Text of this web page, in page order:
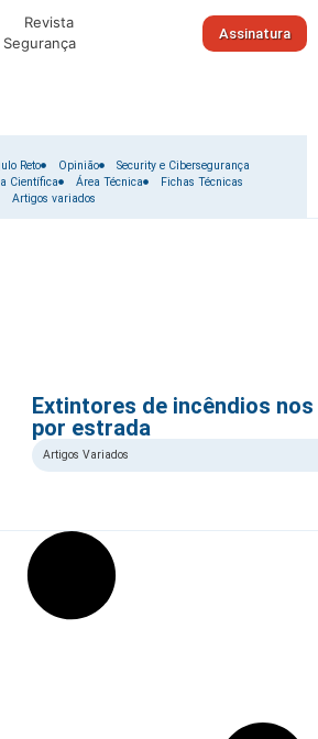
Assinatura
Reto Opinião
Security e Cibersegurança
Científica Área Técnica
Fichas Técnicas
Artigos variados
Extintores de incêndios
por estrada
Artigos Variados